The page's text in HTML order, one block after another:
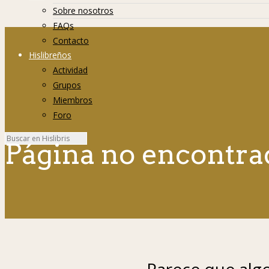
Sobre nosotros
FAQs
Contacto
Hislibreños
Actividad
Grupos
Miembros
Foro
Página no